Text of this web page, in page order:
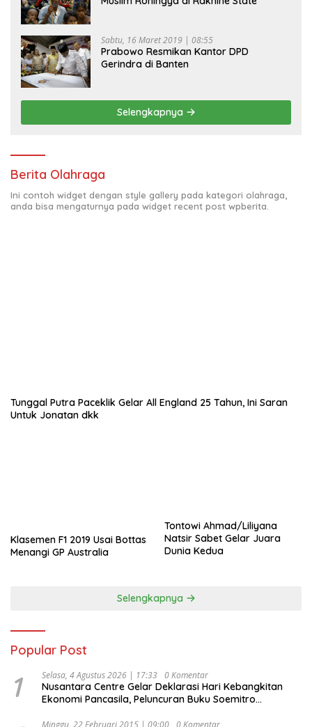
Sabtu, 16 Maret 2019 | 08:55
Prabowo Resmikan Kantor DPD
Gerindra di Banten
Selengkapnya
Berita Olahraga
Ini contoh widget dengan style gallery pada kategori olahraga,
anda bisa mengaturnya pada widget recent post wpberita.
Tunggal Putra Paceklik Gelar All England 25 Tahun, Ini Saran
Untuk Jonatan dkk
Klasemen F1 2019 Usai Bottas
Menangi GP Australia
Tontowi Ahmad/Liliyana
Natsir Sabet Gelar Juara
Dunia Kedua
Selengkapnya
Popular Post
1 Selasa, 4 Agustus 2026 | 17:33 0 Komentar
Nusantara Centre Gelar Deklarasi Hari Kebangkitan
Ekonomi Pancasila, Peluncuran Buku Soemitro
Ekonomi Politik Indonesia) & Simposium Nasional
Minggu, 22 Februari 2015 | 09:00 0 Komentar